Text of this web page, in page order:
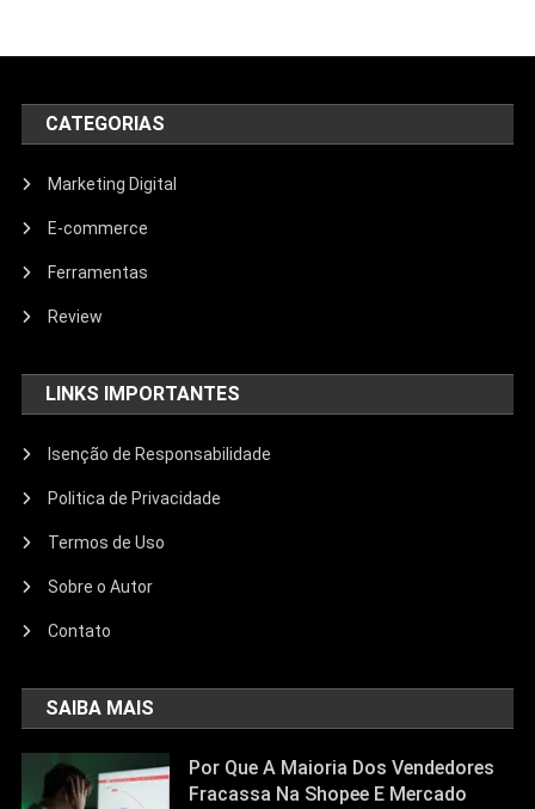
CATEGORIAS
Marketing Digital
E-commerce
Ferramentas
Review
LINKS IMPORTANTES
Isenção de Responsabilidade
Politica de Privacidade
Termos de Uso
Sobre o Autor
Contato
SAIBA MAIS
Por Que A Maioria Dos Vendedores
Fracassa Na Shopee E Mercado